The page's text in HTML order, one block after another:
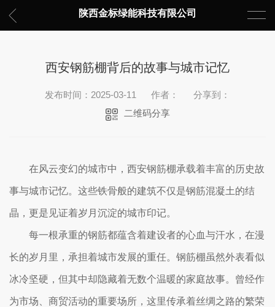
陕西金标绿能科技有限公司
西安钢筋棚背后的故事与城市记忆
发布时间：2025-03-11 作者：
分享到：
二维码分享
在风云变幻的城市中，西安钢筋棚承载着丰富的历史故
事与城市记忆。这些铁骨般的建筑不仅是钢筋混凝土的结
晶，更是见证着岁月沉淀的城市印记。
每一根承重的钢筋都蕴含着建设者的心血与汗水，在漫
长的岁月里，承担着城市发展的重任。钢筋棚虽然外表看似
冰冷坚硬，但其中却隐藏着无数个温暖的家庭故事。曾经作
为市场、商贸活动的重要场所，这里传承着丝绸之路的繁荣